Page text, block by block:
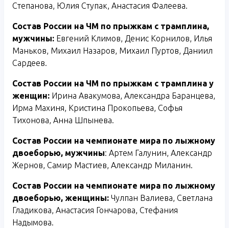
Степанова, Юлия Ступак, Анастасия Фалеева.
Состав России на ЧМ по прыжкам с трамплина,
мужчины: Евгений Климов, Денис Корнилов, Илья
Маньков, Михаил Назаров, Михаил Пуртов, Даниил
Сардеев.
Состав России на ЧМ по прыжкам с трамплина у
женщин: Ирина Авакумова, Александра Баранцева,
Ирма Махиня, Кристина Прокопьева, Софья
Тихонова, Анна Шпынева.
Состав России на чемпионате мира по лыжному
двоеборью, мужчины: Артем Галунин, Александр
Жернов, Самир Мастиев, Александр Миланин.
Состав России на чемпионате мира по лыжному
двоеборью, женщины: Чулпан Валиева, Светлана
Гладикова, Анастасия Гончарова, Стефания
Надымова.